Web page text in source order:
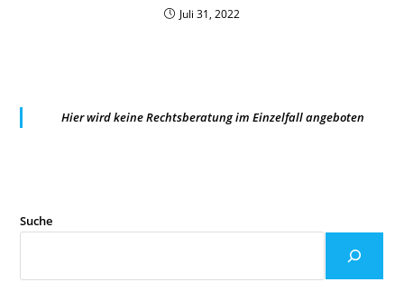
Juli 31, 2022
Hier wird keine Rechtsberatung im Einzelfall angeboten
Suche